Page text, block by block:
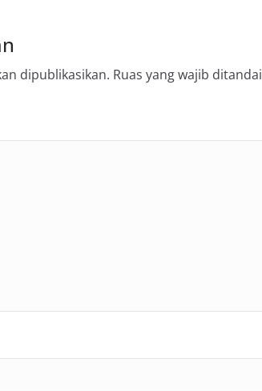
dipublikasikan. Ruas yang wajib ditandai